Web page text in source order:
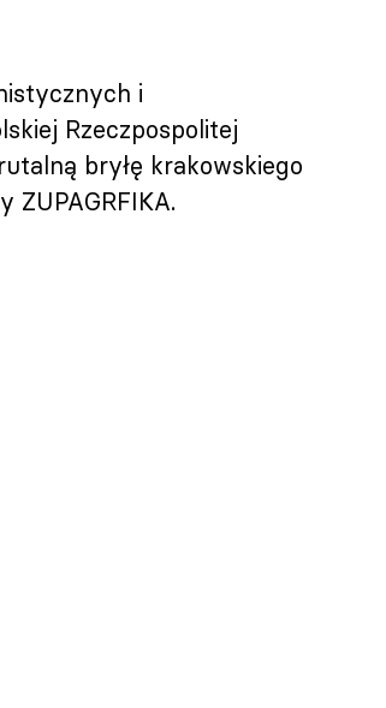
i
Rzeczpospolitej
bryłę krakowskiego